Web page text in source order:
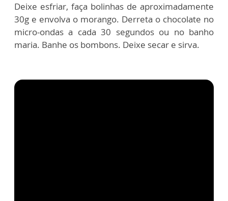
Deixe esfriar, faça bolinhas de aproximadamente
30g e envolva o morango. Derreta o chocolate no
micro-ondas a cada 30 segundos ou no banho
maria. Banhe os bombons. Deixe secar e sirva.